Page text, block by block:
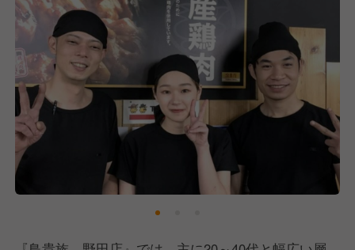
1998年に大阪で1号店の千躰店をオープンして以来、
今や焼鳥居酒屋チェーン業界の代表格といえるまでの
ブランドとなりました。